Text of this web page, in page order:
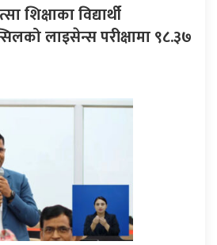
शिक्षाका विद्यार्थी
लाइसेन्स परीक्षामा ९८.३७